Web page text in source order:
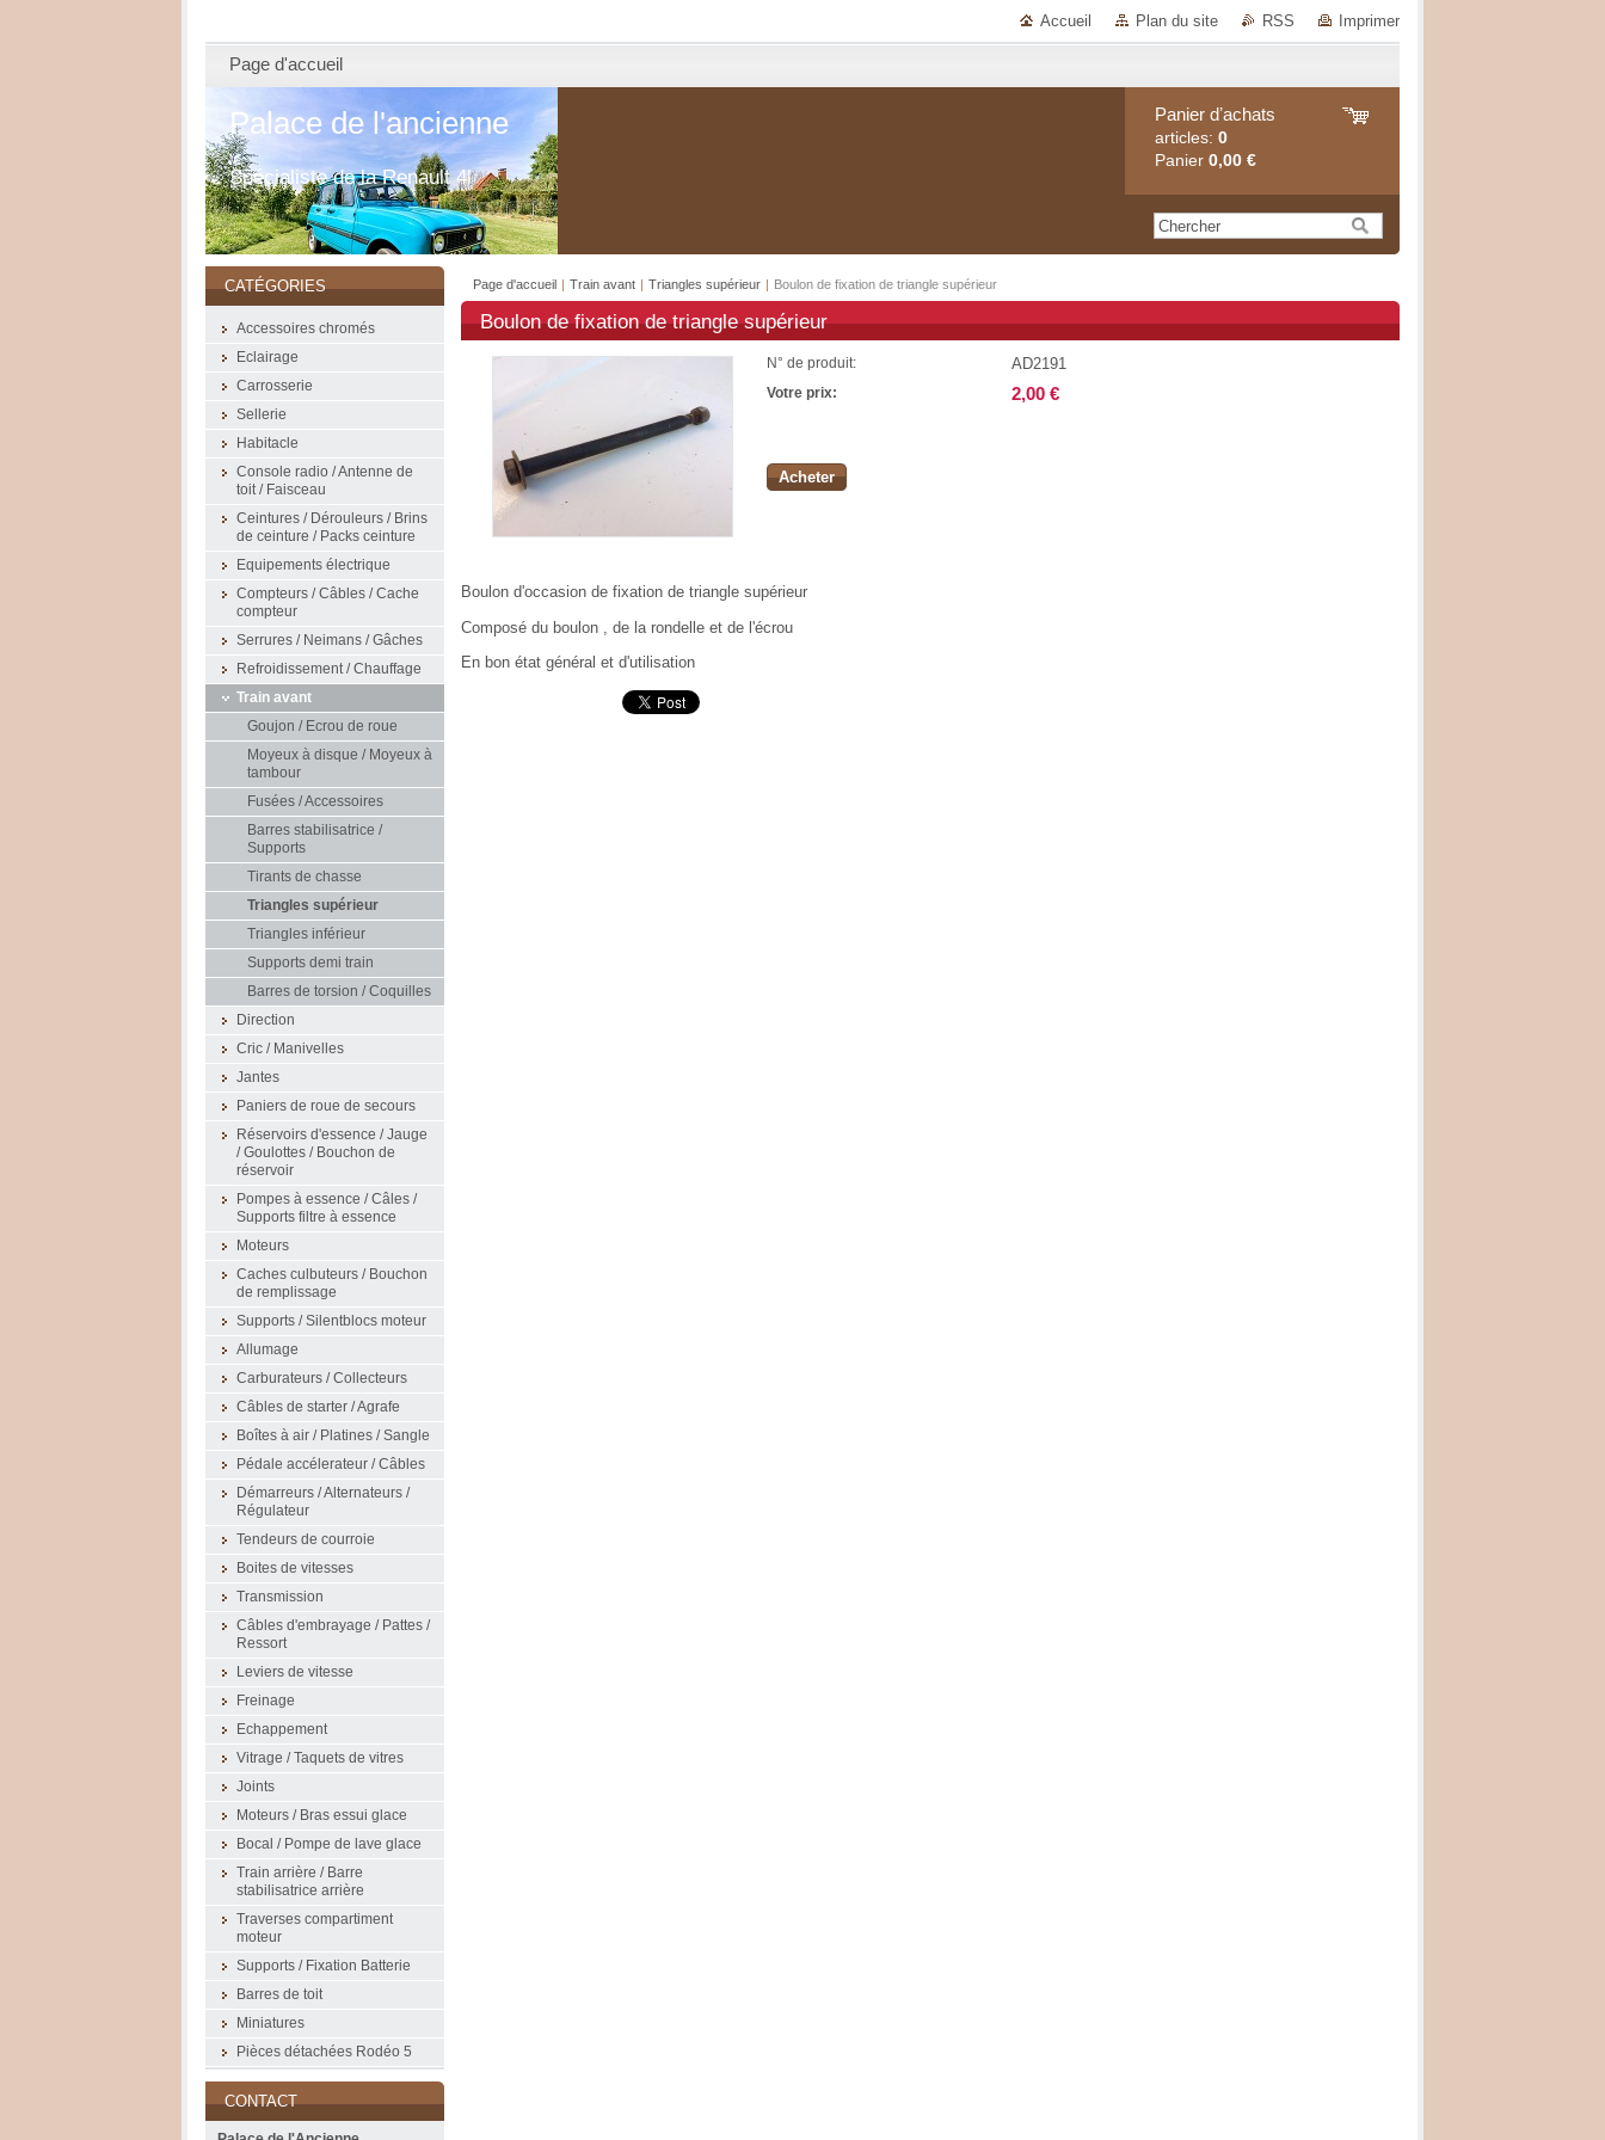
Accueil Plan du site RSS Imprimer
Page d'accueil
Palace de l'ancienne
Spécialiste de la Renault 4l
Panier dʼachats
articles: 0
Panier 0,00 €
Page d'accueil | Train avant | Triangles supérieur | Boulon de fixation de triangle supérieur
Boulon de fixation de triangle supérieur
N° de produit: AD2191
Votre prix: 2,00 €
Acheter
Boulon d'occasion de fixation de triangle supérieur
Composé du boulon , de la rondelle et de l'écrou
En bon état général et d'utilisation
CATÉGORIES
Accessoires chromés
Eclairage
Carrosserie
Sellerie
Habitacle
Console radio / Antenne de
toit / Faisceau
Ceintures / Dérouleurs / Brins
de ceinture / Packs ceinture
Equipements électrique
Compteurs / Câbles / Cache
compteur
Serrures / Neimans / Gâches
Refroidissement / Chauffage
Train avant
Goujon / Ecrou de roue
Moyeux à disque / Moyeux à
tambour
Fusées / Accessoires
Barres stabilisatrice /
Supports
Tirants de chasse
Triangles supérieur
Triangles inférieur
Supports demi train
Barres de torsion / Coquilles
Direction
Cric / Manivelles
Jantes
Paniers de roue de secours
Réservoirs d'essence / Jauge
/ Goulottes / Bouchon de
réservoir
Pompes à essence / Câles /
Supports filtre à essence
Moteurs
Caches culbuteurs / Bouchon
de remplissage
Supports / Silentblocs moteur
Allumage
Carburateurs / Collecteurs
Câbles de starter / Agrafe
Boîtes à air / Platines / Sangle
Pédale accélerateur / Câbles
Démarreurs / Alternateurs /
Régulateur
Tendeurs de courroie
Boites de vitesses
Transmission
Câbles d'embrayage / Pattes /
Ressort
Leviers de vitesse
Freinage
Echappement
Vitrage / Taquets de vitres
Joints
Moteurs / Bras essui glace
Bocal / Pompe de lave glace
Train arrière / Barre
stabilisatrice arrière
Traverses compartiment
moteur
Supports / Fixation Batterie
Barres de toit
Miniatures
Pièces détachées Rodéo 5
CONTACT